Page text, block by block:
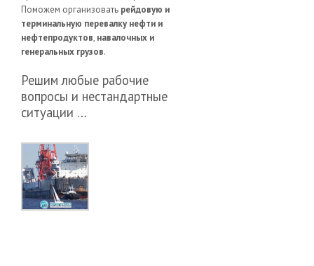
Поможем организовать рейдовую и
терминальную перевалку нефти и
нефтепродуктов, навалочных и
генеральных грузов.
Решим любые рабочие
вопросы и нестандартные
ситуации …